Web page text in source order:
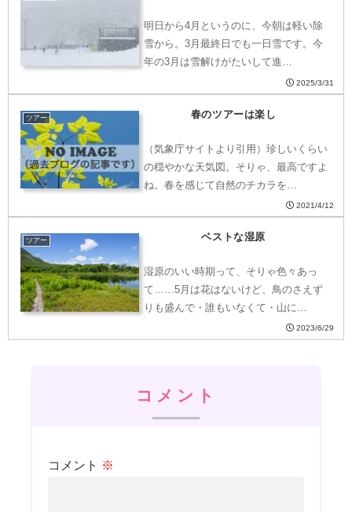
明日から4月というのに、今朝は軽い除
雪から。3月最終日でも一日雪です。今
年の3月は雪解けがたいして進…
2025/3/31
ツアー 春のツアーは楽し
（気象庁サイトより引用）珍しいくらい
の穏やかな天気図。そりゃ、最高ですよ
ね。春を感じて自然のチカラを…
2021/4/12
ツアー ベストな湿原
湿原のいい時期って、そりゃ色々あっ
て……5月は花はないけど、鳥のさえず
りも盛んで・誰もいなくて・山に…
2023/6/29
コメント
コメント ※